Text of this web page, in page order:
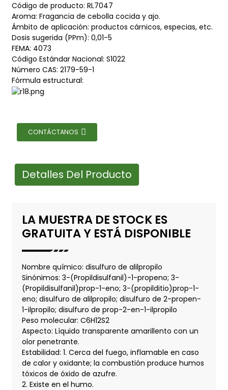
Código de producto: RL7047
Aroma: Fragancia de cebolla cocida y ajo.
Ámbito de aplicación: productos cárnicos, especias, etc.
Dosis sugerida (PPm): 0,01-5
FEMA: 4073
Código Estándar Nacional: S1022
Número CAS: 2179-59-1
Fórmula estructural:
CONTÁCTANOS
Detalles Del Producto
LA MUESTRA DE STOCK ES
GRATUITA Y ESTÁ DISPONIBLE
Nombre químico: disulfuro de alilpropilo
Sinónimos: 3-(Propildisulfanil)-1-propeno; 3-
(Propildisulfanil)prop-1-eno; 3-(propilditio)prop-1-
eno; disulfuro de alilpropilo; disulfuro de 2-propen-
1-ilpropilo; disulfuro de prop-2-en-1-ilpropilo
Peso molecular: C6H12S2
Aspecto: Líquido transparente amarillento con un
olor penetrante.
Estabilidad: 1. Cerca del fuego, inflamable en caso
de calor y oxidante; la combustión produce humos
tóxicos de óxido de azufre.
2. Existe en el humo.